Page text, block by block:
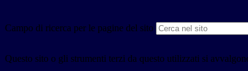
Campo di ricerca per le pagine del sito
Questo sito o gli strumenti terzi da questo utilizzati si